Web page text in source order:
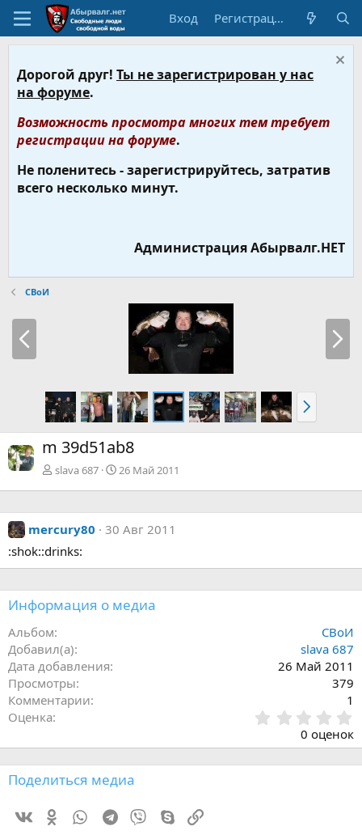
Вход Регистрация
Дорогой друг! Ты не зарегистрирован у нас
на форуме.
Возможность просмотра многих тем требует
регистрации на форуме.
Не поленитесь - зарегистрируйтесь, затратив
всего несколько минут.
Администрация Абырвалг.НЕТ
СВоИ
з
е
В
п
е
m 39d51ab8
slava 687 26 Май 2011
mercury80
30 Авг 2011
:shok::drinks:
Информация о медиа
Альбом
СВоИ
Добавил(а)
slava 687
Дата добавления
26 Май 2011
Просмотры
379
Комментарии
1
Оценка
.
0
0 оценок
Поделиться медиа
Ok WhatsAppTelegram
Viber SkypeСсылка